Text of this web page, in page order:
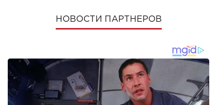
НОВОСТИ ПАРТНЕРОВ